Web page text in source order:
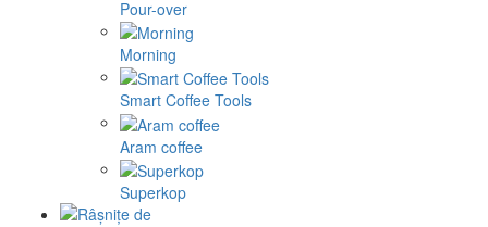
Pour-over
Morning
Smart Coffee Tools
Aram coffee
Superkop